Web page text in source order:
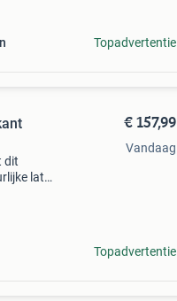
Topadvertentie
dit
latex
€ 157,99
Vandaag
Topadvertentie